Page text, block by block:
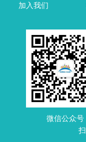
加入我们
微信公众号